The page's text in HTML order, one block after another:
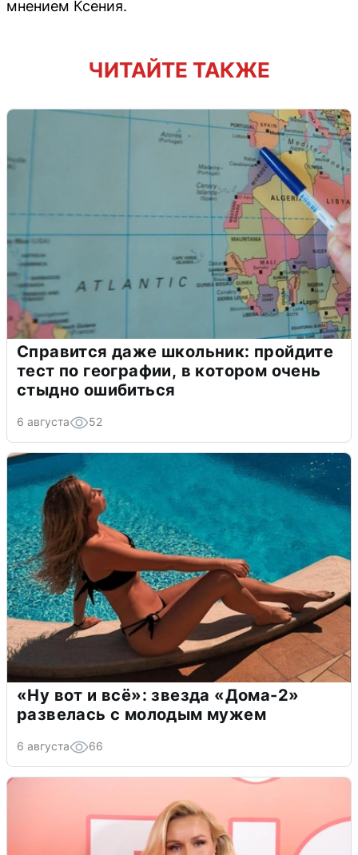
мнением Ксения.
ЧИТАЙТЕ ТАКЖЕ
Справится даже школьник: пройдите
тест по географии, в котором очень
стыдно ошибиться
6 августа 52
«Ну вот и всё»: звезда «Дома-2»
развелась с молодым мужем
6 августа 66